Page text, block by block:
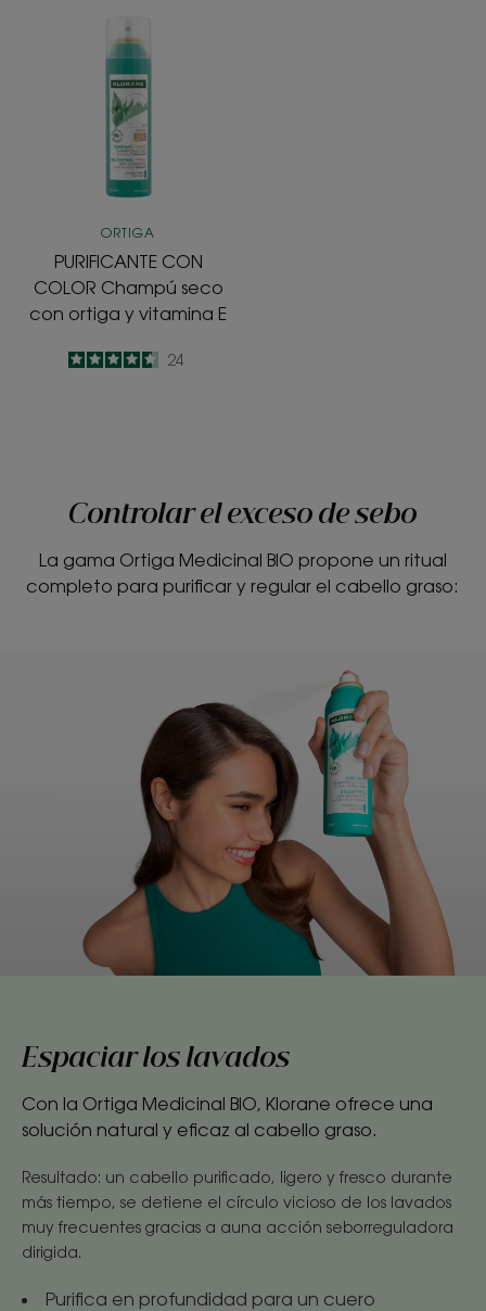
CON
COLOR
Champú
seco
con
ortiga
y
ORTIGA
PURIFICANTE CON
COLOR Champú seco
con ortiga y vitamina E
4.6
/
5
24
Controlar el exceso de sebo
La gama Ortiga Medicinal BIO propone un ritual
completo para purificar y regular el cabello graso:
Espaciar los lavados
Con la Ortiga Medicinal BIO, Klorane ofrece una
solución natural y eficaz al cabello graso.
Resultado: un cabello purificado, ligero y fresco durante
más tiempo, se detiene el círculo vicioso de los lavados
muy frecuentes gracias a auna acción seborreguladora
dirigida.
Purifica en profundidad para un cuero